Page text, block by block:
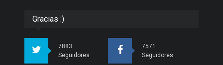
Gracias :)
7883
Seguidores
7571
Seguidores